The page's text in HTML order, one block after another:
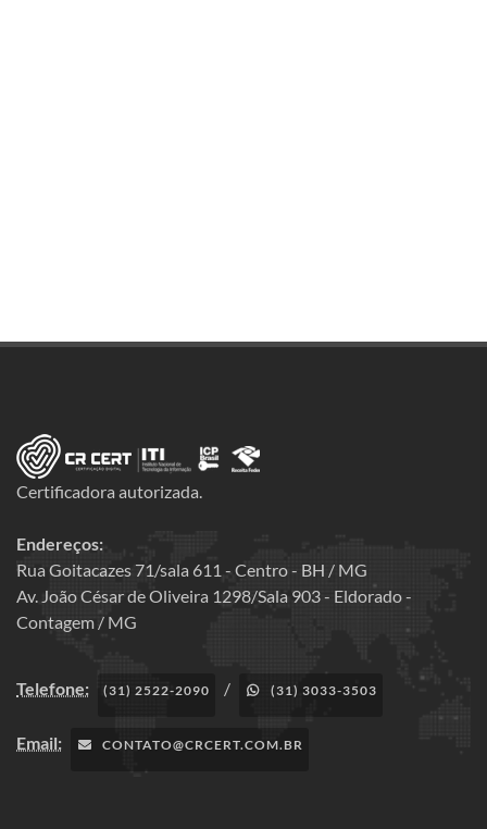
Certificadora autorizada.
Endereços:
Rua Goitacazes 71/sala 611 - Centro - BH / MG
Av. João César de Oliveira 1298/Sala 903 - Eldorado -
Contagem / MG
Telefone: (31) 2522-2090 / (31) 3033-3503
Email: CONTATO@CRCERT.COM.BR